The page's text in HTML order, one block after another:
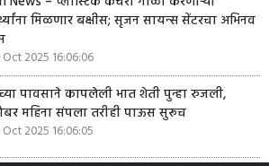
मिळणार बक्षीस; सृजन सायन्स सेंटरचा अभिनव
Oct 2025 16:06:06
पावसाने कापलेली भात शेती पुन्हा रुजली,
महिना संपला तरीही पाऊस सुरूच
Oct 2025 16:06:05